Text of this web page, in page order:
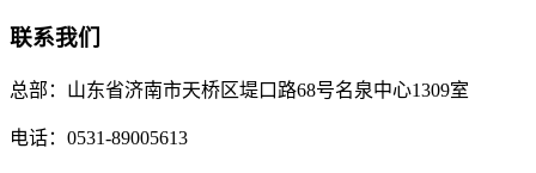
联系我们
总部： 山东省济南市天桥区堤口路68号名泉中心1309室
电话： 0531-89005613